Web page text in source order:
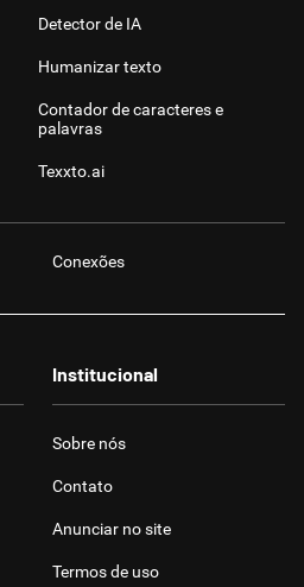
Detector de IA
Humanizar texto
Contador de caracteres e
palavras
Texxto.ai
Conexões
Institucional
Sobre nós
Contato
Anunciar no site
Termos de uso